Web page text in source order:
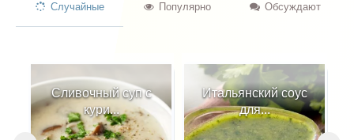
Случайные Популярно Обсуждают
Сливочный суп с
кури...
Итальянский соус
для...